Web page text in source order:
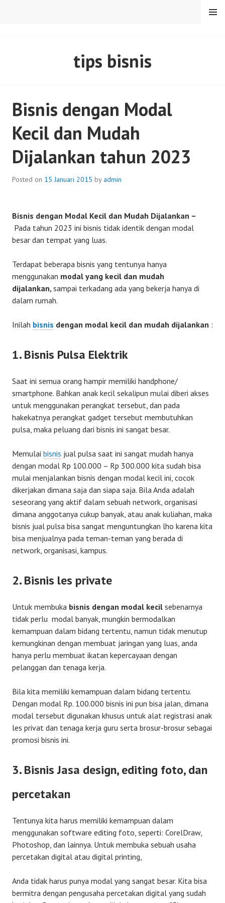
MENU
tips bisnis
Bisnis dengan Modal
Kecil dan Mudah
Dijalankan tahun 2023
Posted on 15 Januari 2015 by admin
Bisnis dengan Modal Kecil dan Mudah Dijalankan –
Pada tahun 2023 ini bisnis tidak identik dengan modal
besar dan tempat yang luas.
Terdapat beberapa bisnis yang tentunya hanya
menggunakan modal yang kecil dan mudah
dijalankan, sampai terkadang ada yang bekerja hanya di
dalam rumah.
Inilah bisnis dengan modal kecil dan mudah dijalankan :
1. Bisnis Pulsa Elektrik
Saat ini semua orang hampir memiliki handphone/
smartphone. Bahkan anak kecil sekalipun mulai diberi akses
untuk menggunakan perangkat tersebut, dan pada
hakekatnya perangkat gadget tersebut membutuhkan
pulsa, maka peluang dari bisnis ini sangat besar.
Memulai bisnis jual pulsa saat ini sangat mudah hanya
dengan modal Rp 100.000 – Rp 300.000 kita sudah bisa
mulai menjalankan bisnis dengan modal kecil ini, cocok
dikerjakan dimana saja dan siapa saja. Bila Anda adalah
seseorang yang aktif dalam sebuah network, organisasi
dimana anggotanya cukup banyak, atau anak kuliahan, maka
bisnis jual pulsa bisa sangat menguntungkan lho karena kita
bisa menjualnya pada teman-teman yang berada di
network, organisasi, kampus.
2. Bisnis les private
Untuk membuka bisnis dengan modal kecil sebenarnya
tidak perlu modal banyak, mungkin bermodalkan
kemampuan dalam bidang tertentu, namun tidak menutup
kemungkinan dengan membuat jaringan yang luas, anda
hanya perlu membuat ikatan kepercayaan dengan
pelanggan dan tenaga kerja.
Bila kita memiliki kemampuan dalam bidang tertentu.
Dengan modal Rp. 100.000 bisnis ini pun bisa jalan, dimana
modal tersebut digunakan khusus untuk alat registrasi anak
les privat dan tenaga kerja guru serta brosur-brosur sebagai
promosi bisnis ini.
3. Bisnis Jasa design, editing foto, dan
percetakan
Tentunya kita harus memiliki kemampuan dalam
menggunakan software editing foto, seperti: CorelDraw,
Photoshop, dan lainnya. Untuk membuka sebuah usaha
percetakan digital atau digital printing,
Anda tidak harus punya modal yang sangat besar. Kita bisa
bermitra dengan pengusaha percetakan digital yang sudah